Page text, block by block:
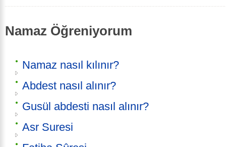
Namaz Öğreniyorum
Namaz nasıl kılınır?
Abdest nasıl alınır?
Gusül abdesti nasıl alınır?
Asr Suresi